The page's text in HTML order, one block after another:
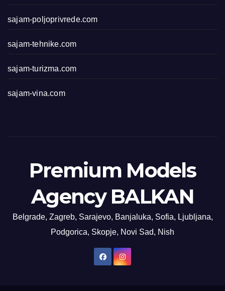
sajam-poljoprivrede.com
sajam-tehnike.com
sajam-turizma.com
sajam-vina.com
Premium Models
Agency BALKAN
Belgrade, Zagreb, Sarajevo, Banjaluka, Sofia, Ljubljana,
Podgorica, Skopje, Novi Sad, Nish